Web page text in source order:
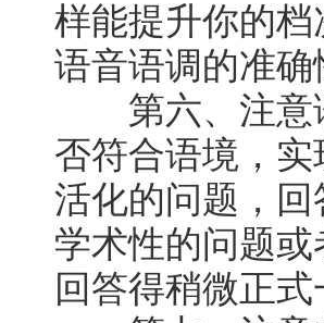
样能提升你的
语音语调的准
第六、注意
否符合语境，
活化的问题，
学术性的问题
回答得稍微正式